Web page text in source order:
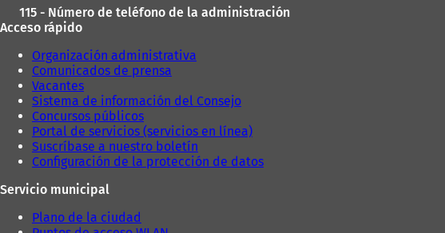
115 - Número de teléfono de la administración
Acceso rápido
Organización administrativa
Comunicados de prensa
Vacantes
Sistema de información del Consejo
Concursos públicos
Portal de servicios (servicios en línea)
Suscríbase a nuestro boletín
Configuración de la protección de datos
Servicio municipal
Plano de la ciudad